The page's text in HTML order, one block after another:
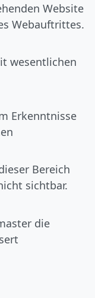
Website
Webauftrittes.
wesentlichen
Erkenntnisse
Bereich
sichtbar.
die